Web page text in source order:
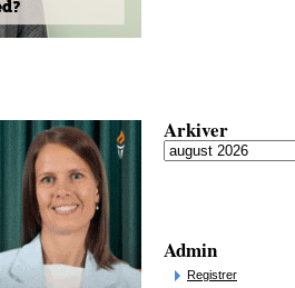
Arkiver
Admin
Registrer